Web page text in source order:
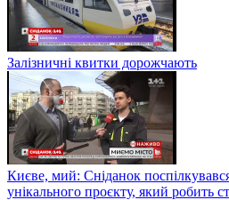
Залізничні квитки дорожчають
Києве, мий: Сніданок
унікального проєкту, який робить